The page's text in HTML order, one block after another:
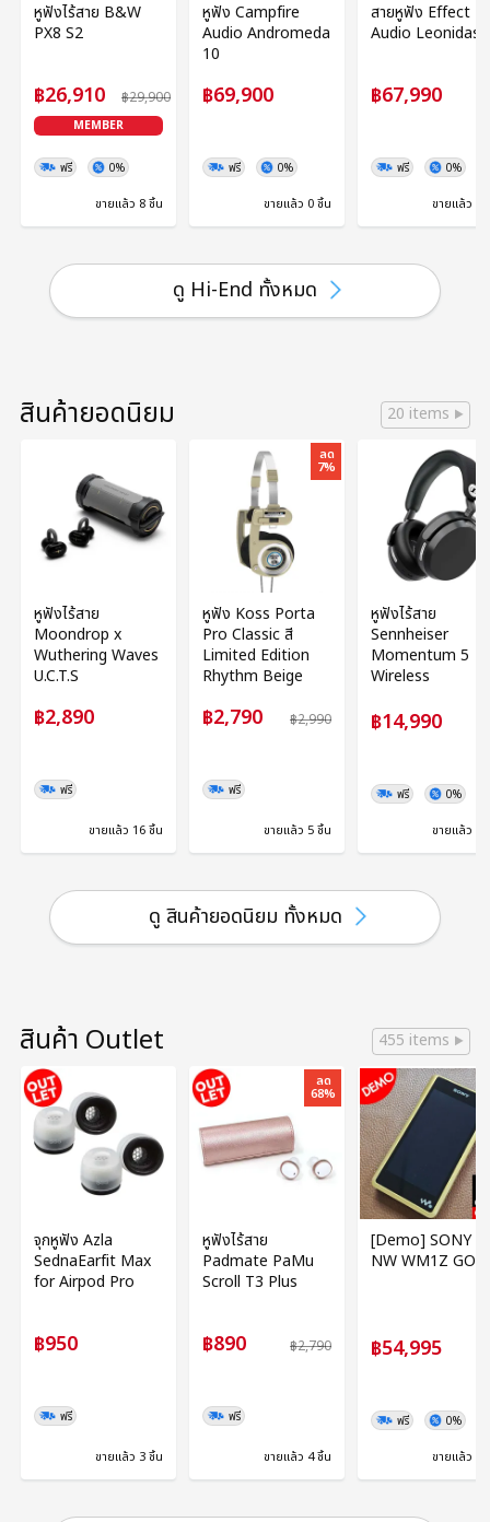
หูฟังไร้สาย B&W
PX8 S2
฿26,910 ฿29,900
MEMBER
ฟรี 0%
ขายแล้ว 8 ชิ้น
หูฟัง Campfire
Audio Andromeda
10
฿69,900
ฟรี 0%
ขายแล้ว 0 ชิ้น
สายหูฟัง Effect
Audio Leonidas
฿67,990
ฟรี 0%
ขายแล้ว 0
ดู Hi-End ทั้งหมด
สินค้ายอดนิยม 20 items
หูฟังไร้สาย
Moondrop x
Wuthering Waves
U.C.T.S
฿2,890
ฟรี
ขายแล้ว 16 ชิ้น
ลด
7%
หูฟัง Koss Porta
Pro Classic สี
Limited Edition
Rhythm Beige
฿2,790 ฿2,990
ฟรี
ขายแล้ว 5 ชิ้น
หูฟังไร้สาย
Sennheiser
Momentum 5
Wireless
฿14,990
ฟรี 0%
ขายแล้ว 5
ดู สินค้ายอดนิยม ทั้งหมด
สินค้า Outlet 455 items
จุกหูฟัง Azla
SednaEarfit Max
for Airpod Pro
฿950
ฟรี
ขายแล้ว 3 ชิ้น
ลด
68%
หูฟังไร้สาย
Padmate PaMu
Scroll T3 Plus
฿890 ฿2,790
ฟรี
ขายแล้ว 4 ชิ้น
[Demo] SONY
NW WM1Z
฿54,995
ฟรี 0%
ขายแล้ว 0